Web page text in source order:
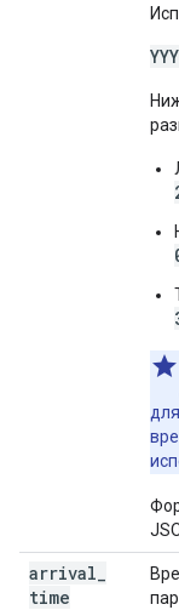
arrival
time